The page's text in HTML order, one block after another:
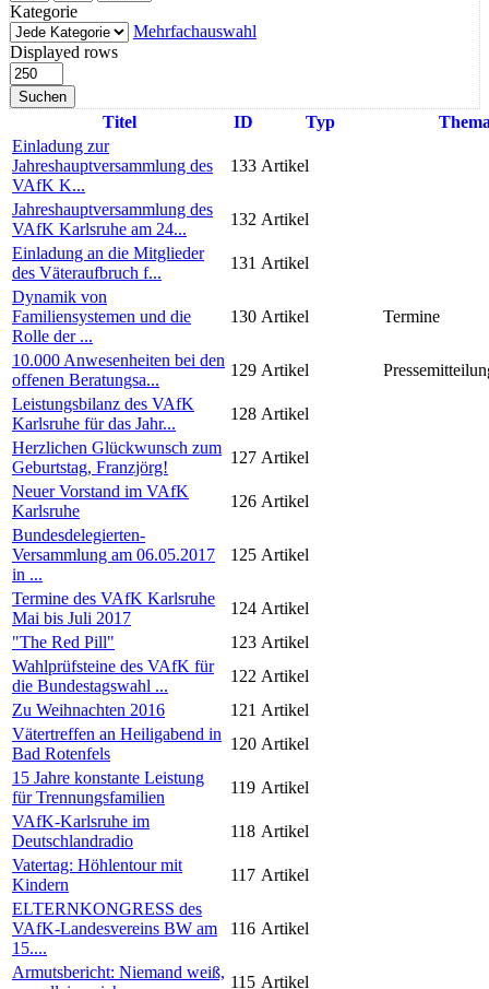
Kategorie
Mehrfachauswahl
Displayed rows
Suchen
Titel ID Typ
Einladung zur
Jahreshauptversammlung des
VAfK K...
133 Artikel
Jahreshauptversammlung des
VAfK Karlsruhe am 24...
132 Artikel
Einladung an die Mitglieder
des Väteraufbruch f...
131 Artikel
Dynamik von
Familiensystemen und die
Rolle der ...
130 Artikel Termine
10.000 Anwesenheiten bei den
offenen Beratungsa...
129 Artikel
Leistungsbilanz des VAfK
Karlsruhe für das Jahr...
128 Artikel
Herzlichen Glückwunsch zum
Geburtstag, Franzjörg!
127 Artikel
Neuer Vorstand im VAfK
Karlsruhe
126 Artikel
Bundesdelegierten-
Versammlung am 06.05.2017
in ...
125 Artikel
Termine des VAfK Karlsruhe
Mai bis Juli 2017
124 Artikel
"The Red Pill"
123 Artikel
Wahlprüfsteine des VAfK für
die Bundestagswahl ...
122 Artikel
Zu Weihnachten 2016
121 Artikel
Vätertreffen an Heiligabend in
Bad Rotenfels
120 Artikel
15 Jahre konstante Leistung
für Trennungsfamilien
119 Artikel
VAfK-Karlsruhe im
Deutschlandradio
118 Artikel
Vatertag: Höhlentour mit
Kindern
117 Artikel
ELTERNKONGRESS des
VAfK-Landesvereins BW am
15....
116 Artikel
Armutsbericht: Niemand weiß,
115 Artikel